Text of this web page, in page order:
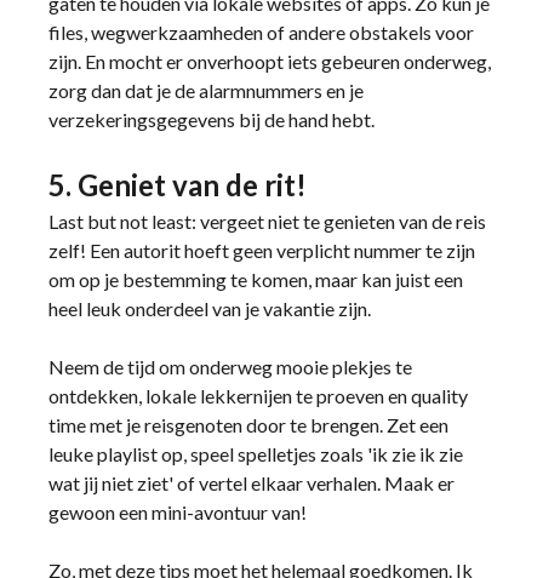
files, wegwerkzaamheden of andere obstakels voor
zijn. En mocht er onverhoopt iets gebeuren onderweg,
zorg dan dat je de alarmnummers en je
verzekeringsgegevens bij de hand hebt.
5. Geniet van de rit!
Last but not least: vergeet niet te genieten van de reis
zelf! Een autorit hoeft geen verplicht nummer te zijn
om op je bestemming te komen, maar kan juist een
heel leuk onderdeel van je vakantie zijn.
Neem de tijd om onderweg mooie plekjes te
ontdekken, lokale lekkernijen te proeven en quality
time met je reisgenoten door te brengen. Zet een
leuke playlist op, speel spelletjes zoals 'ik zie ik zie
wat jij niet ziet' of vertel elkaar verhalen. Maak er
gewoon een mini-avontuur van!
Zo, met deze tips moet het helemaal goedkomen. Ik